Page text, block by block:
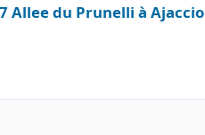
Allee du Prunelli à Ajaccio